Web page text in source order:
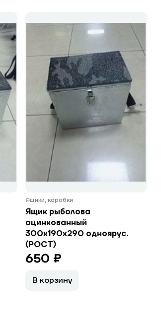
Ящики, коробки
Ящик рыболова
оцинкованный
300x190x290 одноярус.
(РОСТ)
650 ₽
В корзину